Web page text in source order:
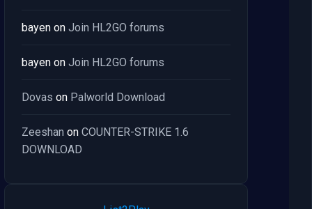
bayen on Join HL2GO forums
bayen on Join HL2GO forums
Dovas on Palworld Download
Zeeshan on COUNTER-STRIKE 1.6
DOWNLOAD